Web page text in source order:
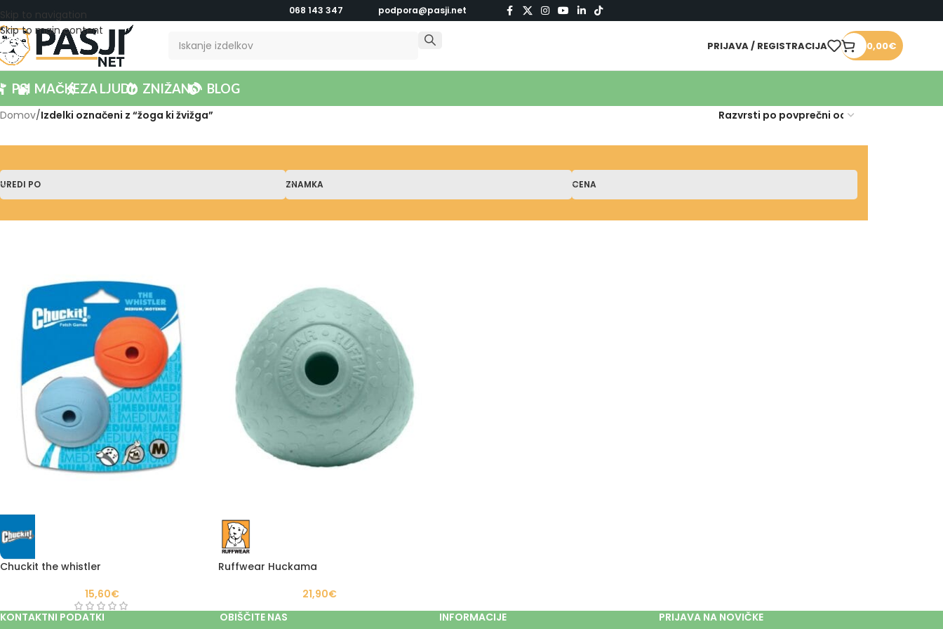
Skip to navigation
Skip to main content
068 143 347 podpora@pasji.net
PRIJAVA / REGISTRACIJA 0,00€
PSI MAČKEZA LJUDI ZNIŽANO BLOG
Domov/Izdelki označeni z “žoga ki žvižga”
UREDI PO ZNAMKA CENA
Chuckit the whistler
15,60€
Ruffwear Huckama
21,90€
KONTAKTNI PODATKI
OBIŠČITE NAS INFORMACIJE PRIJAVA NA NOVIČKE